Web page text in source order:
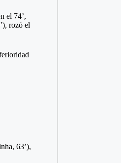
el 74’,
rozó el
63’),